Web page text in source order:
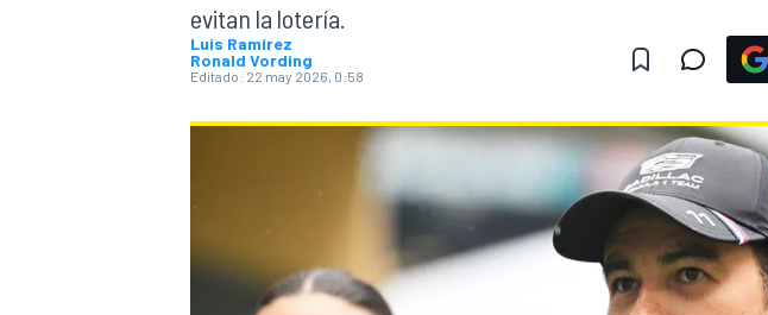
evitan la lotería.
Luis Ramírez
Ronald Vording
Editado: 22 may 2026, 0:58